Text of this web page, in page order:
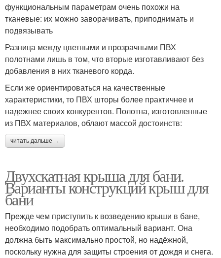
функциональным параметрам очень похожи на
тканевые: их можно заворачивать, приподнимать и
подвязывать
Разница между цветными и прозрачными ПВХ
полотнами лишь в том, что вторые изготавливают без
добавления в них тканевого корда.
Если же ориентироваться на качественные
характеристики, то ПВХ шторы более практичнее и
надежнее своих конкурентов. Полотна, изготовленные
из ПВХ материалов, облают массой достоинств:
читать дальше →
Двухскатная крыша для бани.
Варианты конструкций крыш для
бани
Прежде чем приступить к возведению крыши в бане,
необходимо подобрать оптимальный вариант. Она
должна быть максимально простой, но надёжной,
поскольку нужна для защиты строения от дождя и снега.